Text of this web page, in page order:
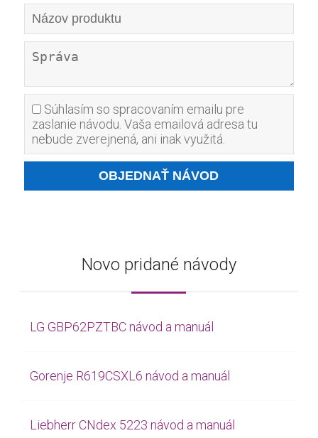
Súhlasím so spracovaním emailu pre
zaslanie návodu. Vaša emailová adresa tu
nebude zverejnená, ani inak využitá.
Novo pridané návody
LG GBP62PZTBC návod a manuál
Gorenje R619CSXL6 návod a manuál
Liebherr CNdex 5223 návod a manuál